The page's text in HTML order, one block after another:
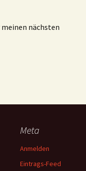
meinen nächsten
Meta
Anmelden
Eintrags-Feed